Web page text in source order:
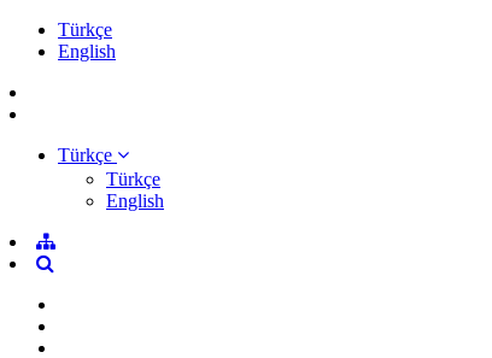
Türkçe
English
Türkçe
Türkçe
English